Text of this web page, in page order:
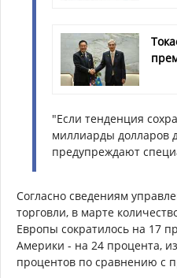
"Если тенденция
миллиарды долларов
предупреждают
Согласно сведениям
торговли, в марте
Европы сократилось на 17
Америки - на 24 процента,
процентов по сравнению с